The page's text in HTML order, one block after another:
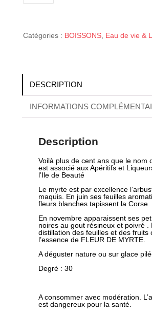
MYRTE
Catégories : BOISSONS, Eau de vie &
DESCRIPTION
INFORMATIONS
Description
Voilà plus de cent ans que le nom
est associé aux Apéritifs et
l’Ile de Beauté
Le myrte est par excellence
maquis. En juin ses feuilles
fleurs blanches tapissent la Corse.
En novembre apparaissent ses
noires au gout résineux et poivré .
distillation des feuilles et des fruits
l’essence de FLEUR DE MYRTE.
A déguster nature ou sur glace
Degré : 30
A consommer avec modération.
est dangereux pour la santé.